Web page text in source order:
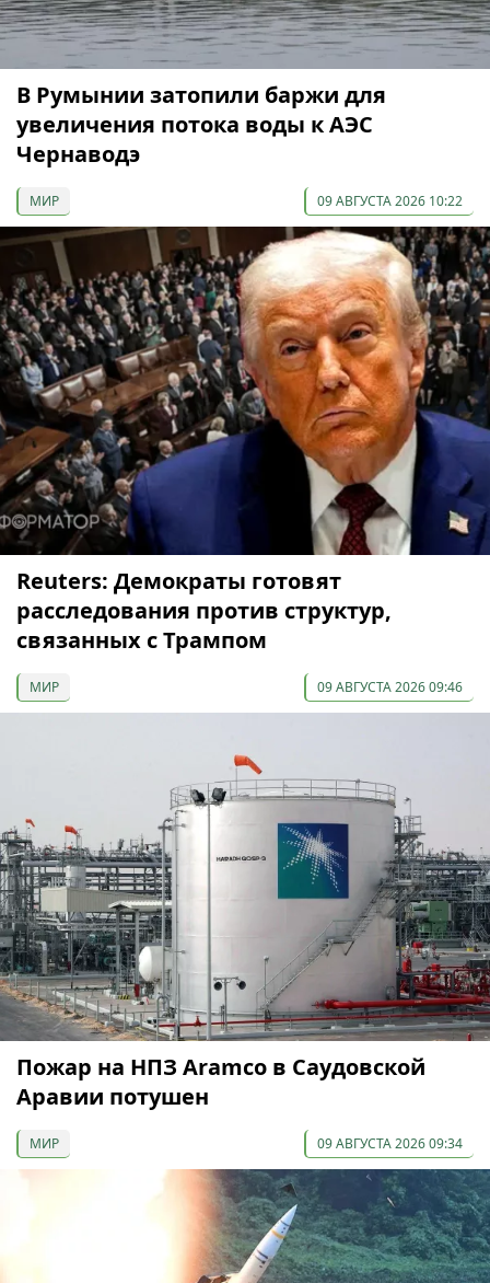
В Румынии затопили баржи для
увеличения потока воды к АЭС
Чернаводэ
МИР 09 АВГУСТА 2026 10:22
Reuters: Демократы готовят
расследования против структур,
связанных с Трампом
МИР 09 АВГУСТА 2026 09:46
Пожар на НПЗ Aramco в Саудовской
Аравии потушен
МИР 09 АВГУСТА 2026 09:34